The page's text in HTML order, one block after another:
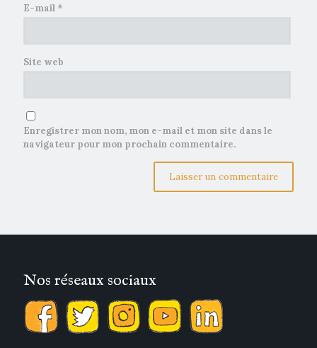
E-mail *
Site web
Enregistrer mon nom, mon e-mail et mon site dans le
navigateur pour mon prochain commentaire.
Nos réseaux sociaux